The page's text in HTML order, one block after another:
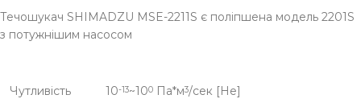
Течошукач SHIMADZU MSE-2211S є поліпшена модель 2201S
з потужнішим насосом
Чутливість 10-13~100 Па*м3/сек [He]